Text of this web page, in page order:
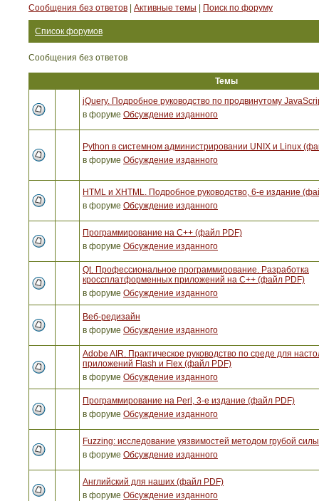
Сообщения без ответов
Активные темы Поиск по форуму
Список форумов
Сообщения без ответов
Темы
jQuery. Подробное руководство по продвинутому
в форуме Обсуждение изданного
Python в системном администрировании UNIX и Linux
в форуме Обсуждение изданного
HTML и XHTML. Подробное руководство, 6-е издание
в форуме Обсуждение изданного
Программирование на C++ (файл PDF)
в форуме Обсуждение изданного
Qt. Профессиональное программирование. Разработка
кроссплатформенных приложений на С++ (файл PDF)
в форуме Обсуждение изданного
Веб-редизайн
в форуме Обсуждение изданного
Adobe AIR. Практическое руководство по среде для
приложений Flash и Flex (файл PDF)
в форуме Обсуждение изданного
Программирование на Perl, 3-е издание (файл PDF)
в форуме Обсуждение изданного
Fuzzing: исследование уязвимостей методом грубой
в форуме Обсуждение изданного
Английский для наших (файл PDF)
в форуме Обсуждение изданного